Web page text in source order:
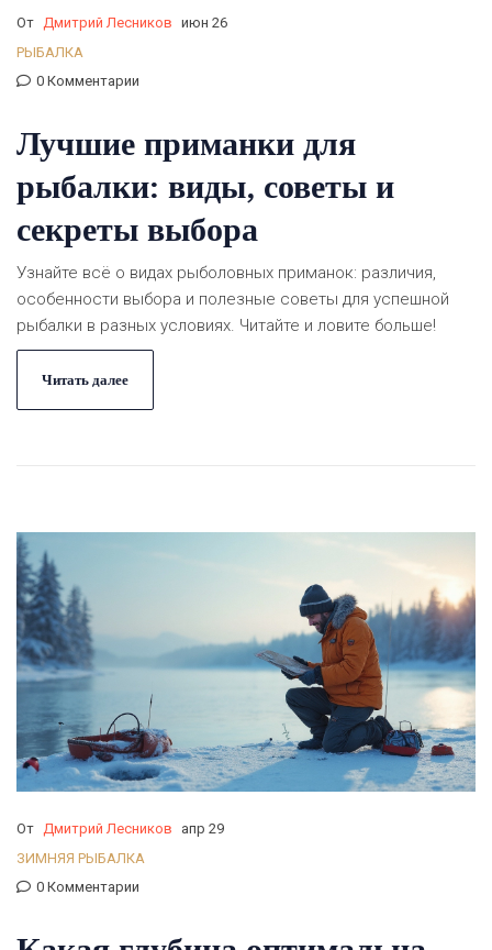
От Дмитрий Лесников июн 26
РЫБАЛКА
0 Комментарии
Лучшие приманки для
рыбалки: виды, советы и
секреты выбора
Узнайте всё о видах рыболовных приманок: различия,
особенности выбора и полезные советы для успешной
рыбалки в разных условиях. Читайте и ловите больше!
Читать далее
От Дмитрий Лесников
апр 29
ЗИМНЯЯ РЫБАЛКА
0 Комментарии